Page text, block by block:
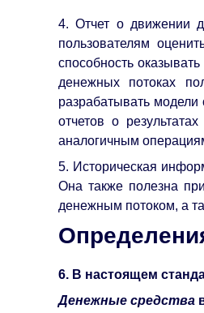
4. Отчет о движении
пользователям
способность
денежных потоках
разрабатывать модели
отчетов о
аналогичным
5. Историческая
Она также полезна
денежным потоком, а
6. В настоящем
Денежные средства